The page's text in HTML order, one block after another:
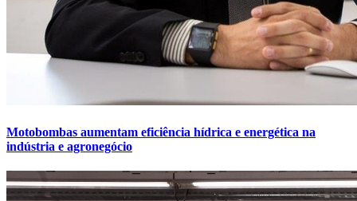
Motobombas aumentam eficiência hídrica e energética na
indústria e agronegócio